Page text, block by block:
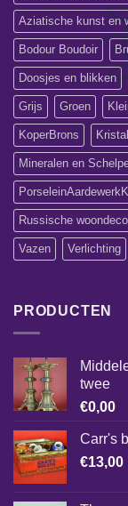
Aziatische kunst en
Bodour Boudoir
Doosjes en blikken
Grijs Groen
KoperBrons Kristal
Mineralen en
Russische
Vazen Verlichting
PRODUCTEN
twee
€0,00
Carr's
€13,00